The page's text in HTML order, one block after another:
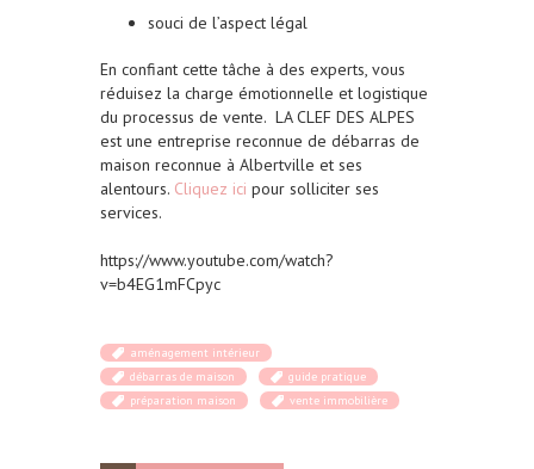
souci de l’aspect légal
En confiant cette tâche à des experts, vous
réduisez la charge émotionnelle et logistique
du processus de vente. LA CLEF DES ALPES
est une entreprise reconnue de débarras de
maison reconnue à Albertville et ses
alentours. Cliquez ici pour solliciter ses
services.
https://www.youtube.com/watch?
v=b4EG1mFCpyc
aménagement intérieur
débarras de maison
guide pratique
préparation maison
vente immobilière